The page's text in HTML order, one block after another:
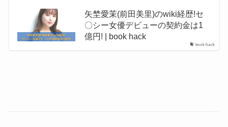
book hack
矢埜愛茉(前田美里)のwiki経歴!セ
〇シー女優デビューの契約金は1
億円! | book hack